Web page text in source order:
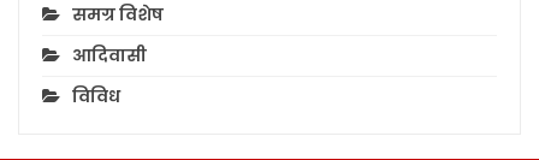
समग्र विशेष
आदिवासी
विविध